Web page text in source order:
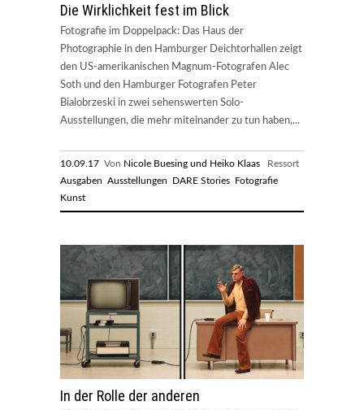
Die Wirklichkeit fest im Blick
Fotografie im Doppelpack: Das Haus der
Photographie in den Hamburger Deichtorhallen zeigt
den US-amerikanischen Magnum-Fotografen Alec
Soth und den Hamburger Fotografen Peter
Bialobrzeski in zwei sehenswerten Solo-
Ausstellungen, die mehr miteinander zu tun haben,...
10.09.17 Von Nicole Buesing und Heiko Klaas Ressort
Ausgaben Ausstellungen DARE Stories Fotografie
Kunst
In der Rolle der anderen